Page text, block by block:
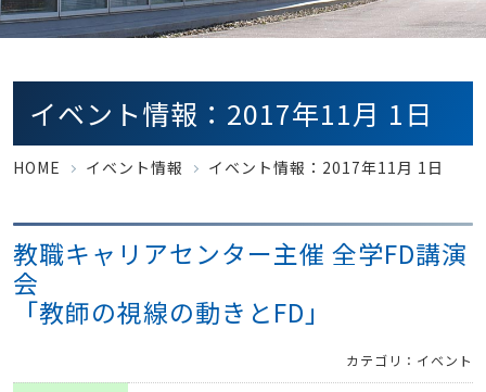
イベント情報：2017年11月 1日
HOME イベント情報 イベント情報：2017年11月 1日
教職キャリアセンター主催 全学FD講演
会
「教師の視線の動きとFD」
カテゴリ：イベント